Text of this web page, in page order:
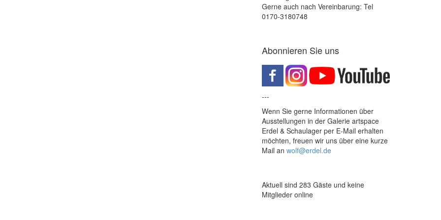
Gerne auch nach Vereinbarung: Tel
0170-3180748
Abonnieren Sie uns
---
Wenn Sie gerne Informationen über
Ausstellungen in der Galerie artspace
Erdel & Schaulager per E-Mail erhalten
möchten, freuen wir uns über eine kurze
Mail an wolf@erdel.de
Aktuell sind 283 Gäste und keine
Mitglieder online